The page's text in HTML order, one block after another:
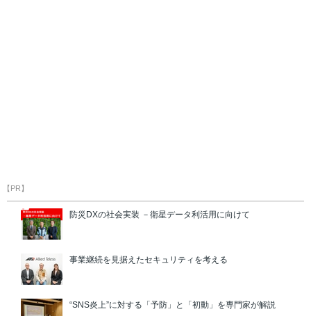
【PR】
防災DXの社会実装 －衛星データ利活用に向けて
事業継続を見据えたセキュリティを考える
“SNS炎上”に対する「予防」と「初動」を専門家が解説